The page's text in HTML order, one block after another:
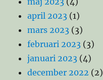
april 2023 (1)
mars 2023 (3)
februari 2023 (3)
januari 2023 (4)
december 2022 (2)